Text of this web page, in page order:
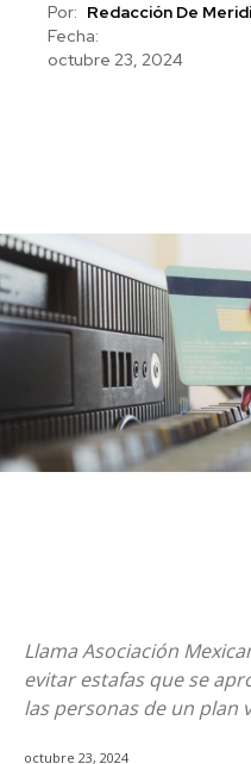
Por: Redacción De
Fecha:
octubre 23, 2024
Llama Asociación
evitar estafas que se
las personas de un plan
octubre 23, 2024